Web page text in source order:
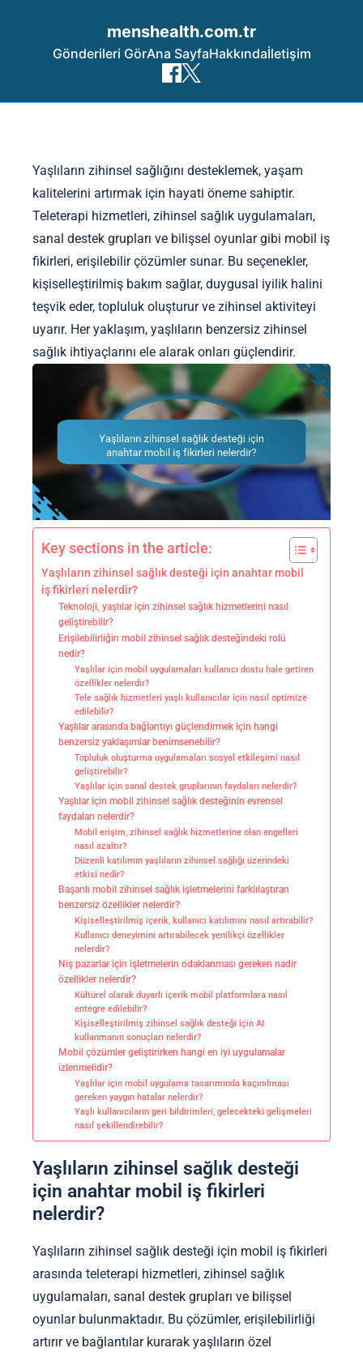
menshealth.com.tr
Gönderileri GörAna SayfaHakkındaİletişim
Yaşlıların zihinsel sağlığını desteklemek, yaşam
kalitelerini artırmak için hayati öneme sahiptir.
Teleterapi hizmetleri, zihinsel sağlık uygulamaları,
sanal destek grupları ve bilişsel oyunlar gibi mobil iş
fikirleri, erişilebilir çözümler sunar. Bu seçenekler,
kişiselleştirilmiş bakım sağlar, duygusal iyilik halini
teşvik eder, topluluk oluşturur ve zihinsel aktiviteyi
uyarır. Her yaklaşım, yaşlıların benzersiz zihinsel
sağlık ihtiyaçlarını ele alarak onları güçlendirir.
Key sections in the article:
Yaşlıların zihinsel sağlık desteği için anahtar mobil
iş fikirleri nelerdir?
Teknoloji, yaşlılar için zihinsel sağlık hizmetlerini nasıl
geliştirebilir?
Erişilebilirliğin mobil zihinsel sağlık desteğindeki rolü
nedir?
Yaşlılar için mobil uygulamaları kullanıcı dostu hale getiren
özellikler nelerdir?
Tele sağlık hizmetleri yaşlı kullanıcılar için nasıl optimize
edilebilir?
Yaşlılar arasında bağlantıyı güçlendirmek için hangi
benzersiz yaklaşımlar benimsenebilir?
Topluluk oluşturma uygulamaları sosyal etkileşimi nasıl
geliştirebilir?
Yaşlılar için sanal destek gruplarının faydaları nelerdir?
Yaşlılar için mobil zihinsel sağlık desteğinin evrensel
faydaları nelerdir?
Mobil erişim, zihinsel sağlık hizmetlerine olan engelleri
nasıl azaltır?
Düzenli katılımın yaşlıların zihinsel sağlığı üzerindeki
etkisi nedir?
Başarılı mobil zihinsel sağlık işletmelerini farklılaştıran
benzersiz özellikler nelerdir?
Kişiselleştirilmiş içerik, kullanıcı katılımını nasıl artırabilir?
Kullanıcı deneyimini artırabilecek yenilikçi özellikler
nelerdir?
Niş pazarlar için işletmelerin odaklanması gereken nadir
özellikler nelerdir?
Kültürel olarak duyarlı içerik mobil platformlara nasıl
entegre edilebilir?
Kişiselleştirilmiş zihinsel sağlık desteği için AI
kullanmanın sonuçları nelerdir?
Mobil çözümler geliştirirken hangi en iyi uygulamalar
izlenmelidir?
Yaşlılar için mobil uygulama tasarımında kaçınılması
gereken yaygın hatalar nelerdir?
Yaşlı kullanıcıların geri bildirimleri, gelecekteki gelişmeleri
nasıl şekillendirebilir?
Yaşlıların zihinsel sağlık desteği
için anahtar mobil iş fikirleri
nelerdir?
Yaşlıların zihinsel sağlık desteği için mobil iş fikirleri
arasında teleterapi hizmetleri, zihinsel sağlık
uygulamaları, sanal destek grupları ve bilişsel
oyunlar bulunmaktadır. Bu çözümler, erişilebilirliği
artırır ve bağlantılar kurarak yaşlıların özel